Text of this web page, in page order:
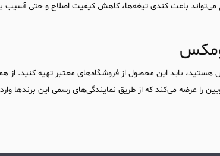
باعث کندی تیغه‌ها، کاهش کیفیت اصلاح و حتی آسیب به
باید این محصول از فروشگاه‌های معتبر تهیه کنید. از
را عرضه می‌کند که از طریق نمایندگی‌های رسمی این برندها